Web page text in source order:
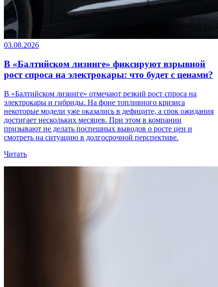
03.08.2026
В «Балтийском лизинге» фиксируют взрывной
рост спроса на электрокары: что будет с ценами?
В «Балтийском лизинге» отмечают резкий рост спроса на
электрокары и гибриды. На фоне топливного кризиса
некоторые модели уже оказались в дефиците, а срок ожидания
достигает нескольких месяцев. При этом в компании
призывают не делать поспешных выводов о росте цен и
смотреть на ситуацию в долгосрочной перспективе.
Читать